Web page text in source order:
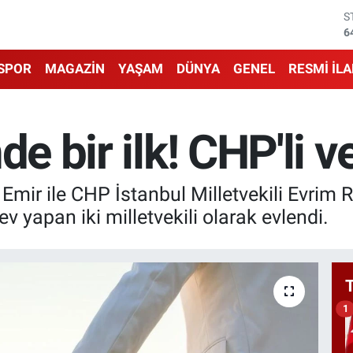
MAGAZİN YAŞAM DÜNYA GENEL RESMİ
bir ilk! CHP'li
ile CHP İstanbul Milletvekili Evrim
yapan iki milletvekili olarak evlendi.
1